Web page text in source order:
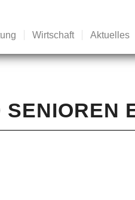
Wirtschaft Aktuelles